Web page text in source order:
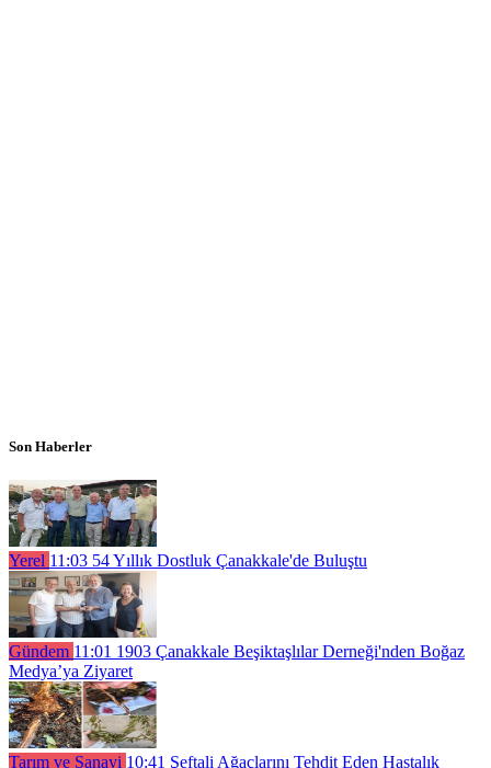
Son Haberler
Yerel 11:03 54 Yıllık Dostluk Çanakkale'de Buluştu
Gündem 11:01 1903 Çanakkale Beşiktaşlılar Derneği'nden Boğaz
Medya’ya Ziyaret
Tarım ve Sanayi 10:41 Şeftali Ağaçlarını Tehdit Eden Hastalık